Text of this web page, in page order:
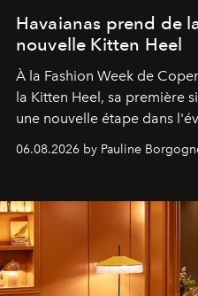
Havaianas prend de
nouvelle Kitten Heel
À la Fashion Week de
la Kitten Heel, sa première
une nouvelle étape dans
06.08.2026 by Pauline